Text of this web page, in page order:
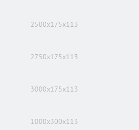
2500x175x113
2750x175x113
3000x175x113
1000x300x113